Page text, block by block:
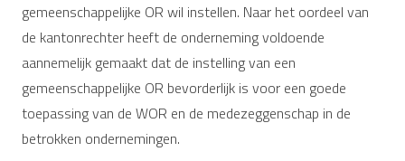
gemeenschappelijke OR wil instellen. Naar het oordeel van
de kantonrechter heeft de onderneming voldoende
aannemelijk gemaakt dat de instelling van een
gemeenschappelijke OR bevorderlijk is voor een goede
toepassing van de WOR en de medezeggenschap in de
betrokken ondernemingen.